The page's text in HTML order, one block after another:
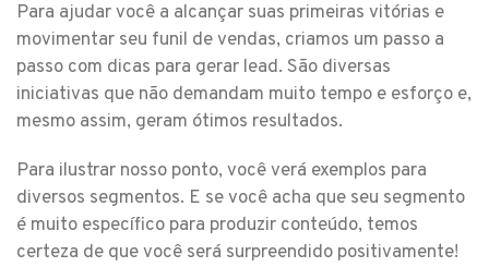
Para ajudar você a alcançar suas primeiras vitórias e
movimentar seu funil de vendas, criamos um passo a
passo com dicas para gerar lead. São diversas
iniciativas que não demandam muito tempo e esforço e,
mesmo assim, geram ótimos resultados.
Para ilustrar nosso ponto, você verá exemplos para
diversos segmentos. E se você acha que seu segmento
é muito específico para produzir conteúdo, temos
certeza de que você será surpreendido positivamente!